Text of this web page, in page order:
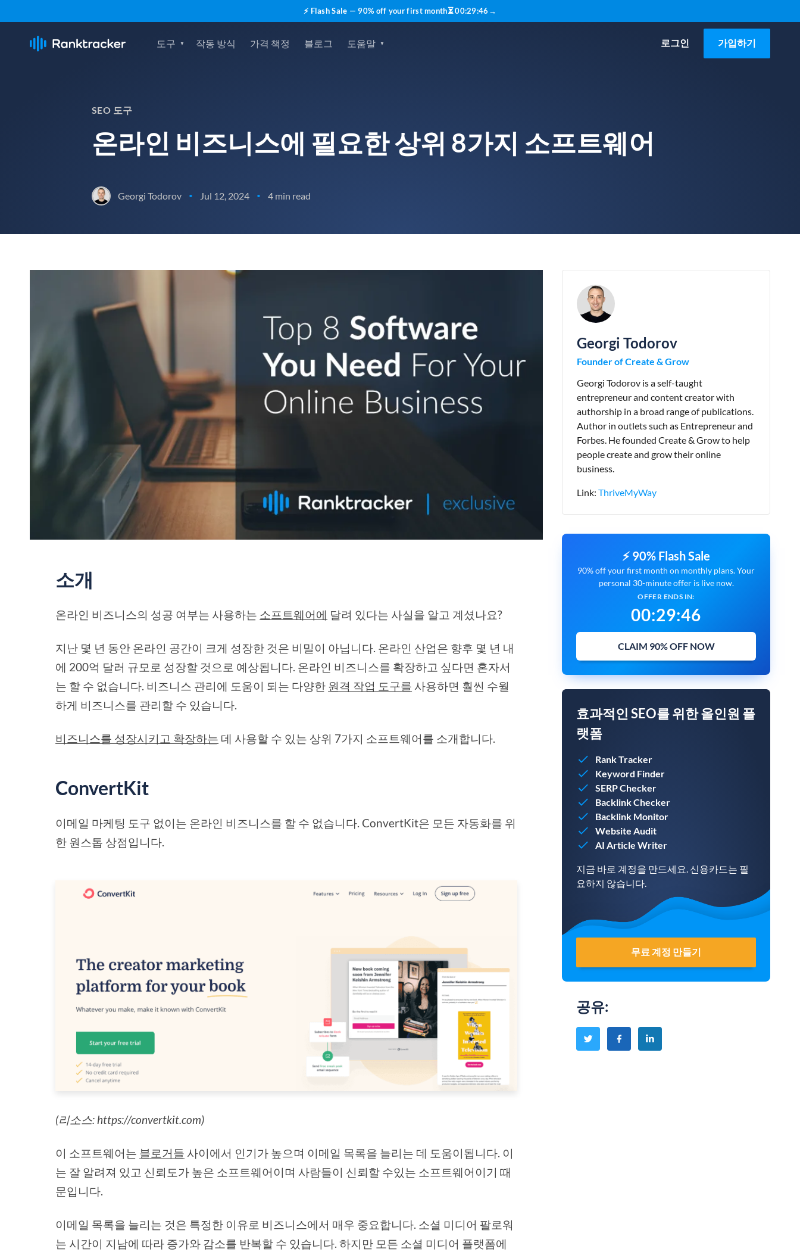
⚡ Flash Sale — 90% off your first month⏳00:29:45 →
도구 작동 방식 가격 책정 블로그 도움말 로그인 가입하기
SEO 도구
온라인 비즈니스에 필요한 상위 8가지 소프트웨어
Georgi Todorov • Jul 12, 2024 • 4 min read
소개
온라인 비즈니스의 성공 여부는 사용하는 소프트웨어에 달려 있다는 사실을 알고 계셨나요?
지난 몇 년 동안 온라인 공간이 크게 성장한 것은 비밀이 아닙니다. 온라인 산업은 향후 몇 년 내
에 200억 달러 규모로 성장할 것으로 예상됩니다. 온라인 비즈니스를 확장하고 싶다면 혼자서
는 할 수 없습니다. 비즈니스 관리에 도움이 되는 다양한 원격 작업 도구를 사용하면 훨씬 수월
하게 비즈니스를 관리할 수 있습니다.
비즈니스를 성장시키고 확장하는 데 사용할 수 있는 상위 7가지 소프트웨어를 소개합니다.
ConvertKit
이메일 마케팅 도구 없이는 온라인 비즈니스를 할 수 없습니다. ConvertKit은 모든 자동화를 위
한 원스톱 상점입니다.
(리소스: https://convertkit.com)
이 소프트웨어는 블로거들 사이에서 인기가 높으며 이메일 목록을 늘리는 데 도움이됩니다. 이
는 잘 알려져 있고 신뢰도가 높은 소프트웨어이며 사람들이 신뢰할 수있는 소프트웨어이기 때
문입니다.
이메일 목록을 늘리는 것은 특정한 이유로 비즈니스에서 매우 중요합니다. 소셜 미디어 팔로워
는 시간이 지남에 따라 증가와 감소를 반복할 수 있습니다. 하지만 모든 소셜 미디어 플랫폼에
Georgi Todorov
Founder of Create & Grow
Georgi Todorov is a self-taught
entrepreneur and content creator with
authorship in a broad range of publications.
Author in outlets such as Entrepreneur and
Forbes. He founded Create & Grow to help
people create and grow their online
business.
Link: ThriveMyWay
⚡ 90% Flash Sale
90% off your first month on monthly plans. Your
personal 30-minute offer is live now.
OFFER ENDS IN:
00:29:45
CLAIM 90% OFF NOW
효과적인 SEO를 위한 올인원 플
랫폼
Rank Tracker
Keyword Finder
SERP Checker
Backlink Checker
Backlink Monitor
Website Audit
AI Article Writer
지금 바로 계정을 만드세요. 신용카드는 필
요하지 않습니다.
무료 계정 만들기
공유: